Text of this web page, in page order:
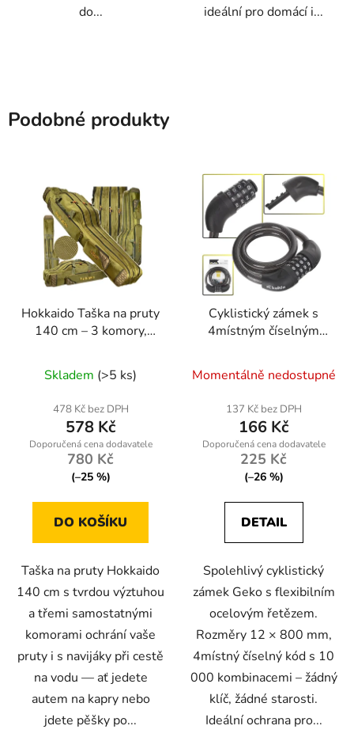
do...
ideální pro domácí i...
Podobné produkty
Hokkaido Taška na pruty
140 cm – 3 komory,
hodnocení
produktu
je
5,0
z
hvězdiček.
Skladem (>5 ks)
478 Kč bez DPH
578 Kč
780 Kč
(–25 %)
DO KOŠÍKU
Taška na pruty Hokkaido
140 cm s tvrdou výztuhou
a třemi samostatnými
komorami ochrání vaše
pruty i s navijáky při cestě
na vodu — ať jedete
autem na kapry nebo
jdete pěšky po...
Cyklistický zámek s
4místným číselným
Geko
Momentálně nedostupné
137 Kč bez DPH
166 Kč
225 Kč
(–26 %)
DETAIL
Spolehlivý cyklistický
zámek Geko s flexibilním
ocelovým řetězem.
Rozměry 12 × 800 mm,
4místný číselný kód s 10
000 kombinacemi – žádný
klíč, žádné starosti.
Ideální ochrana pro...